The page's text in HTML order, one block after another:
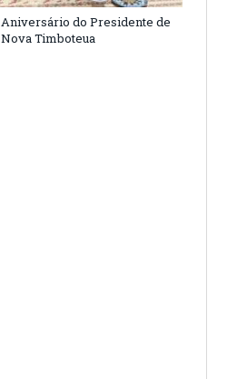
Aniversário do Presidente de
Nova Timboteua